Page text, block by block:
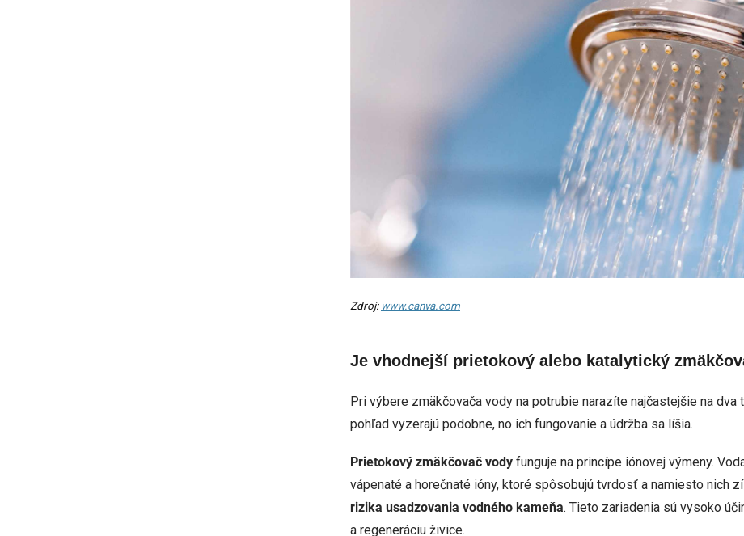
Zdroj: www.canva.com
Je vhodnejší prietokový alebo katalytický
Pri výbere zmäkčovača vody na potrubie narazíte najčastejšie na dva
pohľad vyzerajú podobne, no ich fungovanie a údržba sa líšia.
Prietokový zmäkčovač vody funguje na princípe iónovej výmeny.
vápenaté a horečnaté ióny, ktoré spôsobujú tvrdosť a namiesto nich
rizika usadzovania vodného kameňa. Tieto zariadenia sú vysoko
a regeneráciu živice.